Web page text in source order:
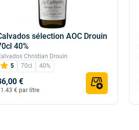
sélection AOC Drouin
40%
Christian Drouin
5
70cl 40%
€
€ par litre